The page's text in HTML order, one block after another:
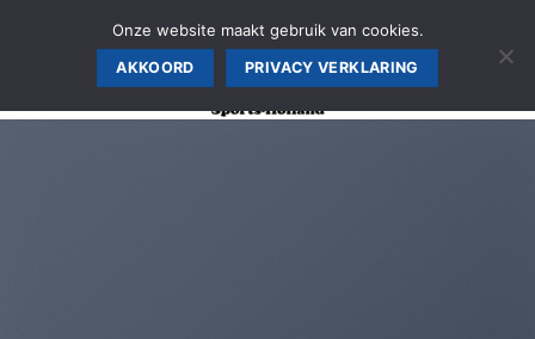
Onze website maakt gebruik van cookies.
AKKOORD PRIVACY VERKLARING